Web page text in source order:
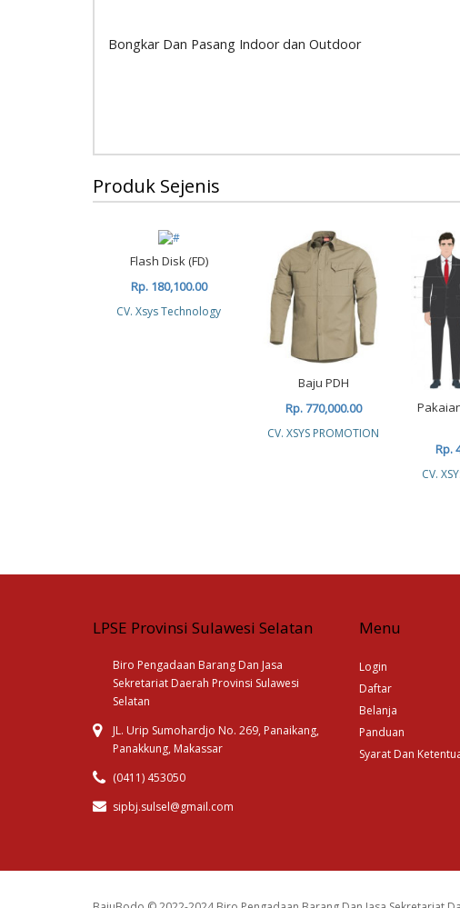
Bongkar Dan Pasang Indoor dan Outdoor
Produk Sejenis
Flash Disk (FD)
Rp. 180,100.00
CV. Xsys Technology
Baju PDH
Rp. 770,000.00
CV. XSYS PROMOTION
Rp.
CV.
LPSE Provinsi Sulawesi Selatan
Biro Pengadaan Barang Dan Jasa
Sekretariat Daerah Provinsi Sulawesi
Selatan
JL. Urip Sumohardjo No. 269, Panaikang,
Panakkung, Makassar
(0411) 453050
sipbj.sulsel@gmail.com
Menu
Login
Daftar
Belanja
Panduan
Syarat Dan